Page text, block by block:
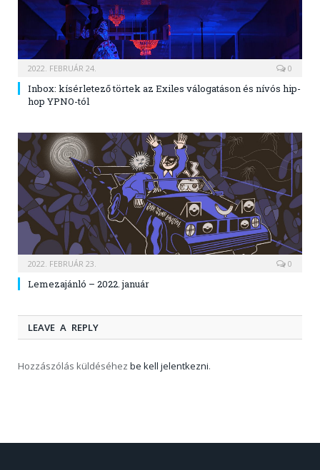
2022. FEBRUÁR 24. 0
Inbox: kísérletező törtek az Exiles válogatáson és nívós hip-
hop YPNO-tól
2022. FEBRUÁR 23. 0
Lemezajánló – 2022. január
LEAVE A REPLY
Hozzászólás küldéséhez be kell jelentkezni.